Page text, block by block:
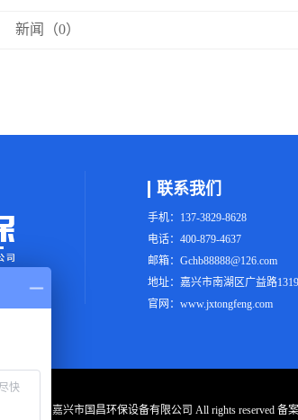
新闻（0）
联系我们
手机：137-3829-8628
电话：400-879-4637
邮箱：Gchb88888@126.com
地址：嘉兴市南湖区广益路
官网：www.jxtongfeng.com
Copyright © 嘉兴市国昌环保设备有限公司 All rights reserved 备案